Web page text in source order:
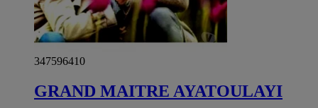
347596410
GRAND MAITRE AYATOULAYI